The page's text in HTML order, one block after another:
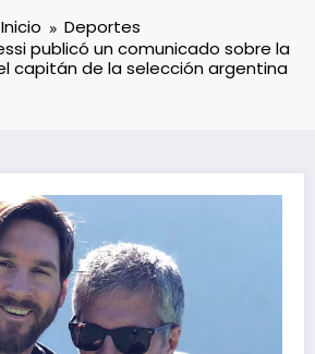
Inicio
Deportes
publicó un comunicado sobre la
capitán de la selección argentina